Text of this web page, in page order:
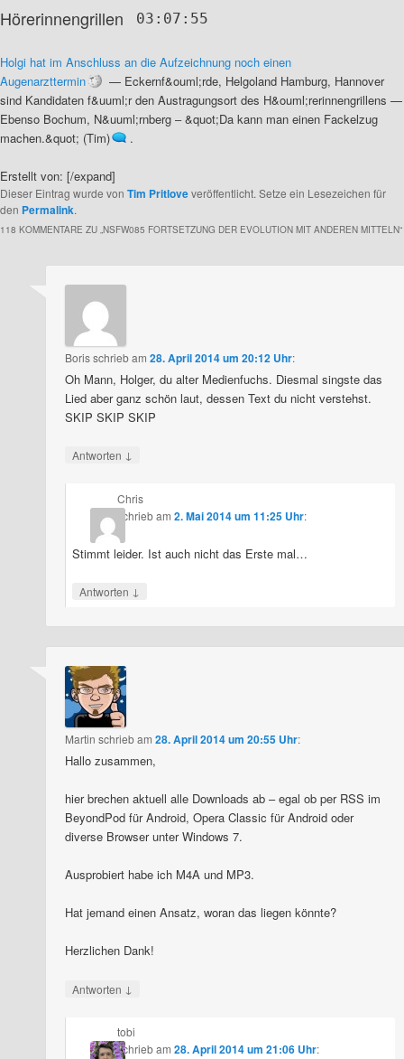
Hörerinnengrillen 03:07:55
Holgi hat im Anschluss an die Aufzeichnung noch einen
Augenarzttermin
— Eckernf&ouml;rde, Helgoland Hamburg, Hannover
sind Kandidaten f&uuml;r den Austragungsort des H&ouml;rerinnengrillens —
Ebenso Bochum, N&uuml;rnberg ‒ &quot;Da kann man einen Fackelzug
machen.&quot; (Tim)
.
Erstellt von: [/expand]
Dieser Eintrag wurde von Tim Pritloveveröffentlicht. Setze ein Lesezeichen für
den Permalink.
118 KOMMENTARE ZU „NSFW085 FORTSETZUNG DER EVOLUTION MIT ANDEREN MITTELN“
Borisschriebam28. April 2014 um 20:12 Uhr:
Oh Mann, Holger, du alter Medienfuchs. Diesmal singste das
Lied aber ganz schön laut, dessen Text du nicht verstehst.
SKIP SKIP SKIP
Antworten ↓
Chris
schriebam 2. Mai 2014 um 11:25 Uhr:
Stimmt leider. Ist auch nicht das Erste mal…
Antworten ↓
Martin schriebam28. April 2014 um 20:55 Uhr:
Hallo zusammen,
hier brechen aktuell alle Downloads ab – egal ob per RSS im
BeyondPod für Android, Opera Classic für Android oder
diverse Browser unter Windows 7.
Ausprobiert habe ich M4A und MP3.
Hat jemand einen Ansatz, woran das liegen könnte?
Herzlichen Dank!
Antworten ↓
tobi
schriebam 28. April 2014 um 21:06 Uhr: